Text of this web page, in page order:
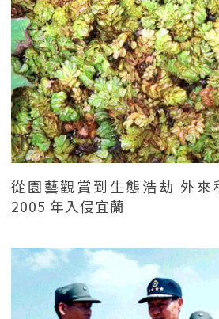
從園藝觀賞到生態浩劫 外來
2005 年入侵宜蘭